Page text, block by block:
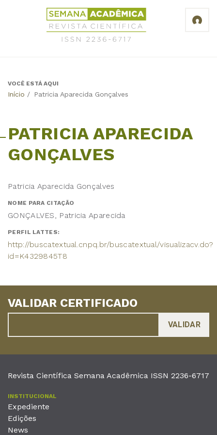
Revista
Científica
Semana
6717
Back
VOCÊ ESTÁ AQUI
Início / Patricia Aparecida Gonçalves
PATRICIA APARECIDA
GONÇALVES
Patricia Aparecida Gonçalves
NOME PARA CITAÇÃO
GONÇALVES, Patricia Aparecida
PERFIL LATTES:
http://buscatextual.cnpq.br/buscatextual/visualizacv.do?
id=K4329845T8
VALIDAR CERTIFICADO
Revista Científica Semana Acadêmica ISSN 2236-6717
INSTITUCIONAL
Expediente
Edições
News